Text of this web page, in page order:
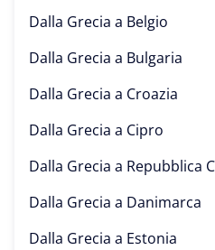
Dalla Grecia a Belgio
Dalla Grecia a Bulgaria
Dalla Grecia a Croazia
Dalla Grecia a Cipro
Dalla Grecia a Repubblica
Dalla Grecia a Danimarca
Dalla Grecia a Estonia